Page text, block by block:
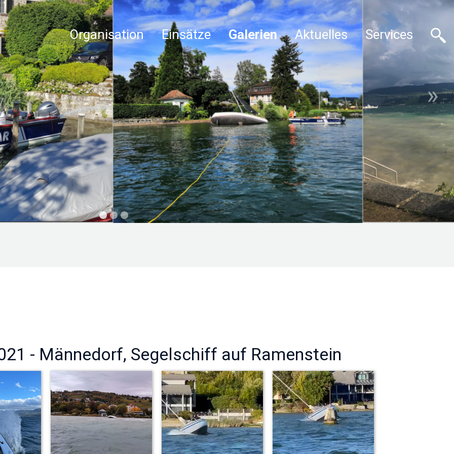
Organisation Einsätze Galerien Aktuelles Services
»
- Männedorf, Segelschiff auf Ramenstein